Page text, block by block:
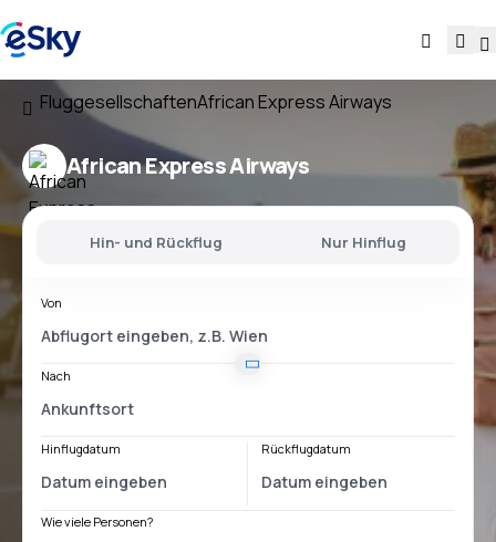
FluggesellschaftenAfrican Express Airways
African Express Airways
Hin- und Rückflug Nur Hinflug
Von
Nach
Hinflugdatum Rückflugdatum
Wie viele Personen?